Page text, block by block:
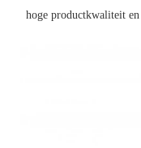
hoge productkwaliteit en